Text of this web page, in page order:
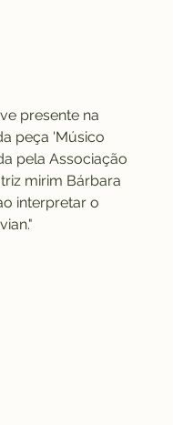
presente na
peça 'Músico
pela Associação
mirim Bárbara
interpretar o